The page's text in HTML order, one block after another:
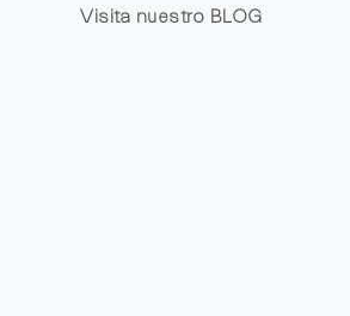
Visita nuestro BLOG